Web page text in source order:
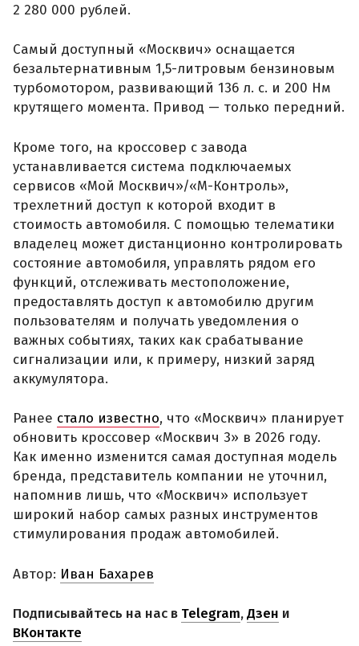
2 280 000 рублей.
Самый доступный «Москвич» оснащается
безальтернативным 1,5-литровым бензиновым
турбомотором, развивающий 136 л. с. и 200 Нм
крутящего момента. Привод — только передний.
Кроме того, на кроссовер с завода
устанавливается система подключаемых
сервисов «Мой Москвич»/«М-Контроль»,
трехлетний доступ к которой входит в
стоимость автомобиля. С помощью телематики
владелец может дистанционно контролировать
состояние автомобиля, управлять рядом его
функций, отслеживать местоположение,
предоставлять доступ к автомобилю другим
пользователям и получать уведомления о
важных событиях, таких как срабатывание
сигнализации или, к примеру, низкий заряд
аккумулятора.
Ранее стало известно, что «Москвич» планирует
обновить кроссовер «Москвич 3» в 2026 году.
Как именно изменится самая доступная модель
бренда, представитель компании не уточнил,
напомнив лишь, что «Москвич» использует
широкий набор самых разных инструментов
стимулирования продаж автомобилей.
Автор: Иван Бахарев
Подписывайтесь на нас в Telegram,Дзен и
ВКонтакте